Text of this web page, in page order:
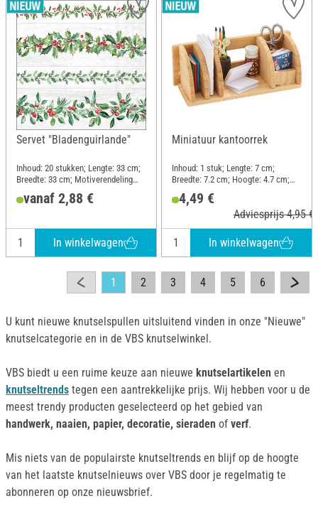
Servet "Bladenguirlande"
Inhoud: 20 stukken; Lengte: 33 cm;
Breedte: 33 cm; Motiverendeling
geheel motief; Materiaal: Papier
vanaf 2,88 €
In winkelwagen
Miniatuur kantoorrek
Inhoud: 1 stuk; Lengte: 7 cm;
Breedte: 7.2 cm; Hoogte: 4.7 cm;
Materiaal: Hout, Kunststof, Karton
4,49 €
Adviesprijs 4,95 €
In winkelwagen
1 2 3 4 5 6
U kunt nieuwe knutselspullen uitsluitend vinden in onze "Nieuwe"
knutselcategorie en in de VBS knutselwinkel.
VBS biedt u een ruime keuze aan nieuwe knutselartikelen en
knutseltrends tegen een aantrekkelijke prijs. Wij hebben voor u de
meest trendy producten geselecteerd op het gebied van
handwerk, naaien, papier, decoratie, sieraden of verf.
Mis niets van de populairste knutseltrends en blijf op de hoogte
van het laatste knutselnieuws over VBS door je regelmatig te
abonneren op onze nieuwsbrief.